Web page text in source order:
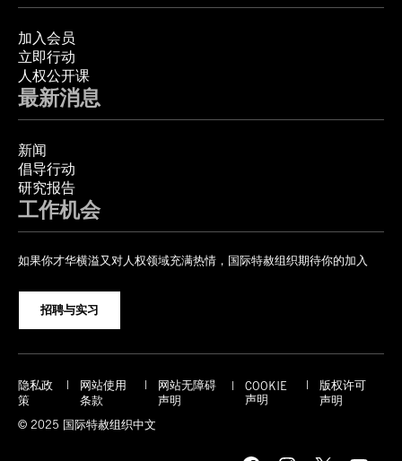
加入会员
立即行动
人权公开课
最新消息
新闻
倡导行动
研究报告
工作机会
如果你才华横溢又对人权领域充满热情，国际特赦组织期待你的加入
招聘与实习
隐私政
策
网站使用
条款
网站无障碍
声明
COOKIE
声明
版权许可
声明
© 2025 国际特赦组织中文